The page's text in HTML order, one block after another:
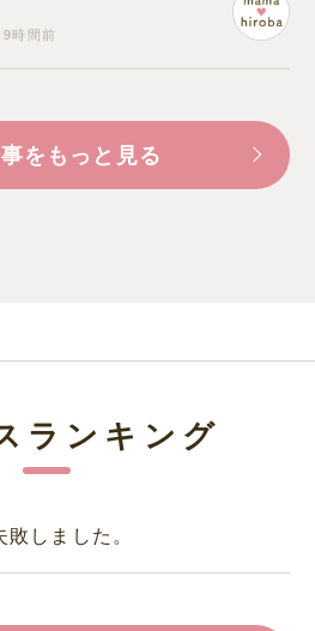
9時間前
をもっと見る
ランキング
しました。